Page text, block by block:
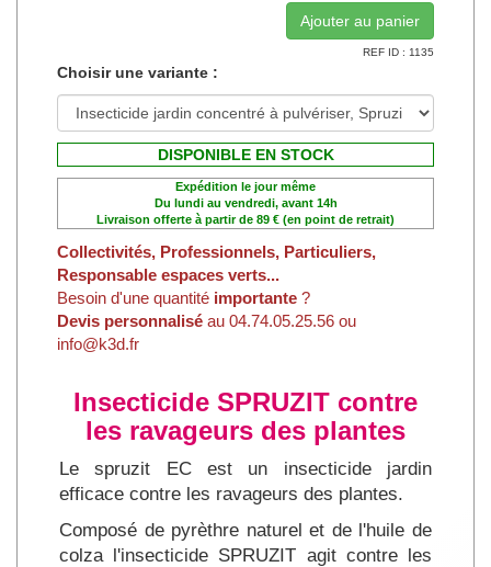
REF ID : 1135
Choisir une variante :
DISPONIBLE EN STOCK
Expédition le jour même
Du lundi au vendredi, avant 14h
Livraison offerte à partir de 89 € (en point de retrait)
Collectivités, Professionnels, Particuliers,
Responsable espaces verts...
Besoin d'une quantité importante ?
Devis personnalisé au 04.74.05.25.56 ou
info@k3d.fr
Insecticide SPRUZIT contre
les ravageurs des plantes
Le spruzit EC est un insecticide jardin
efficace contre les ravageurs des plantes.
Composé de pyrèthre naturel et de l'huile de
colza l'insecticide SPRUZIT agit contre les